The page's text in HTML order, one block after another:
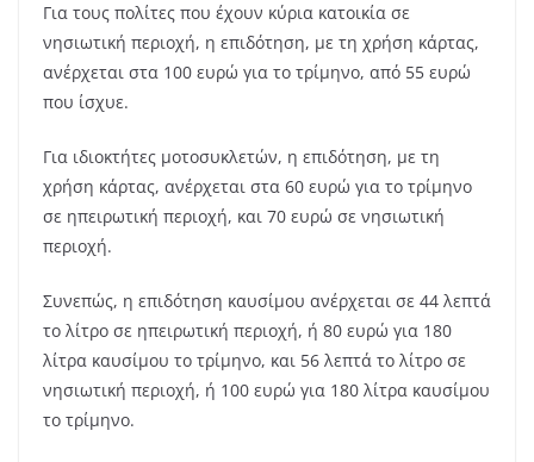
Για τους πολίτες που έχουν κύρια κατοικία σε
νησιωτική περιοχή, η επιδότηση, με τη χρήση κάρτας,
ανέρχεται στα 100 ευρώ για το τρίμηνο, από 55 ευρώ
που ίσχυε.
Για ιδιοκτήτες μοτοσυκλετών, η επιδότηση, με τη
χρήση κάρτας, ανέρχεται στα 60 ευρώ για το τρίμηνο
σε ηπειρωτική περιοχή, και 70 ευρώ σε νησιωτική
περιοχή.
Συνεπώς, η επιδότηση καυσίμου ανέρχεται σε 44 λεπτά
το λίτρο σε ηπειρωτική περιοχή, ή 80 ευρώ για 180
λίτρα καυσίμου το τρίμηνο, και 56 λεπτά το λίτρο σε
νησιωτική περιοχή, ή 100 ευρώ για 180 λίτρα καυσίμου
το τρίμηνο.